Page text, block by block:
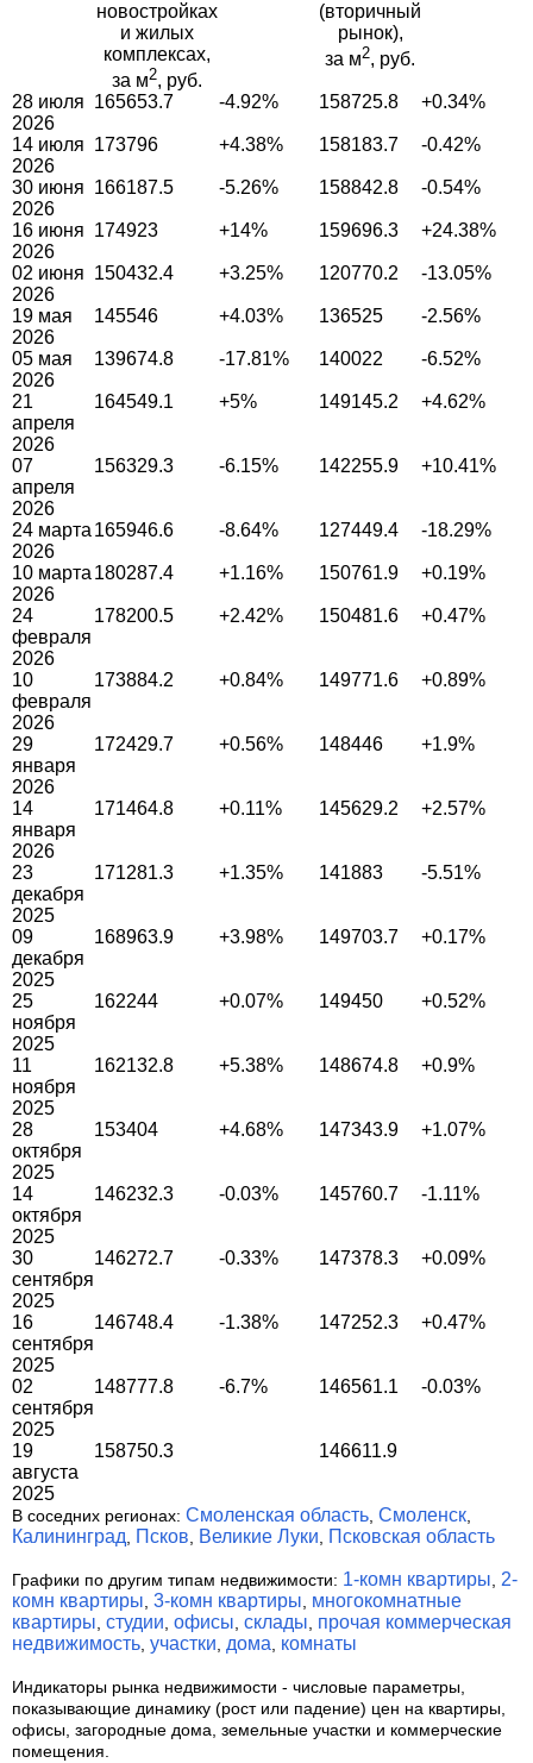
новостройках
и жилых
комплексах,
за м2, руб.
(вторичный
рынок),
за м2, руб.
28 июля
2026
165653.7 -4.92% 158725.8 +0.34%
14 июля
2026
173796 +4.38% 158183.7 -0.42%
30 июня
2026
166187.5 -5.26% 158842.8 -0.54%
16 июня
2026
174923 +14% 159696.3 +24.38%
02 июня
2026
150432.4 +3.25% 120770.2 -13.05%
19 мая
2026
145546 +4.03% 136525 -2.56%
05 мая
2026
139674.8 -17.81% 140022 -6.52%
21
апреля
2026
164549.1 +5% 149145.2 +4.62%
07
апреля
2026
156329.3 -6.15% 142255.9 +10.41%
24 марта
2026
165946.6 -8.64% 127449.4 -18.29%
10 марта
2026
180287.4 +1.16% 150761.9 +0.19%
24
февраля
2026
178200.5 +2.42% 150481.6 +0.47%
10
февраля
2026
173884.2 +0.84% 149771.6 +0.89%
29
января
2026
172429.7 +0.56% 148446 +1.9%
14
января
2026
171464.8 +0.11% 145629.2 +2.57%
23
декабря
2025
171281.3 +1.35% 141883 -5.51%
09
декабря
2025
168963.9 +3.98% 149703.7 +0.17%
25
ноября
2025
162244 +0.07% 149450 +0.52%
11
ноября
2025
162132.8 +5.38% 148674.8 +0.9%
28
октября
2025
153404 +4.68% 147343.9 +1.07%
14
октября
2025
146232.3 -0.03% 145760.7 -1.11%
30
сентября
2025
146272.7 -0.33% 147378.3 +0.09%
16
сентября
2025
146748.4 -1.38% 147252.3 +0.47%
02
сентября
2025
148777.8 -6.7% 146561.1 -0.03%
19
августа
2025
158750.3 146611.9
В соседних регионах: Смоленская область, Смоленск,
Калининград, Псков, Великие Луки, Псковская область
Графики по другим типам недвижимости: 1-комн квартиры, 2-
комн квартиры, 3-комн квартиры, многокомнатные
квартиры, студии, офисы, склады, прочая коммерческая
недвижимость, участки, дома, комнаты
Индикаторы рынка недвижимости - числовые параметры,
показывающие динамику (рост или падение) цен на квартиры,
офисы, загородные дома, земельные участки и коммерческие
помещения.